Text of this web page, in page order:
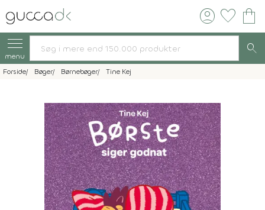
account_circle favorite shopping_bag
menu search
Forside Bøger Børnebøger Tine Kej